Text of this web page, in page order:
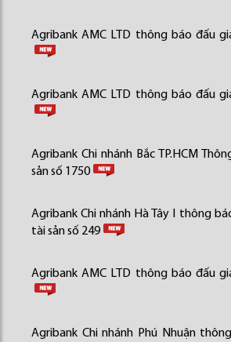
Agribank AMC LTD thông báo đấu
Agribank AMC LTD thông báo đấu
Agribank Chi nhánh Bắc TP.HCM
sản số 1750
Agribank Chi nhánh Hà Tây I thông
tài sản số 249
Agribank AMC LTD thông báo đấu
Agribank Chi nhánh Phú Nhuận